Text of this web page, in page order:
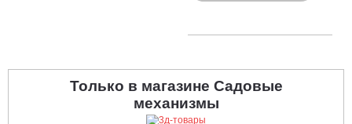
Только в магазине Садовые
механизмы